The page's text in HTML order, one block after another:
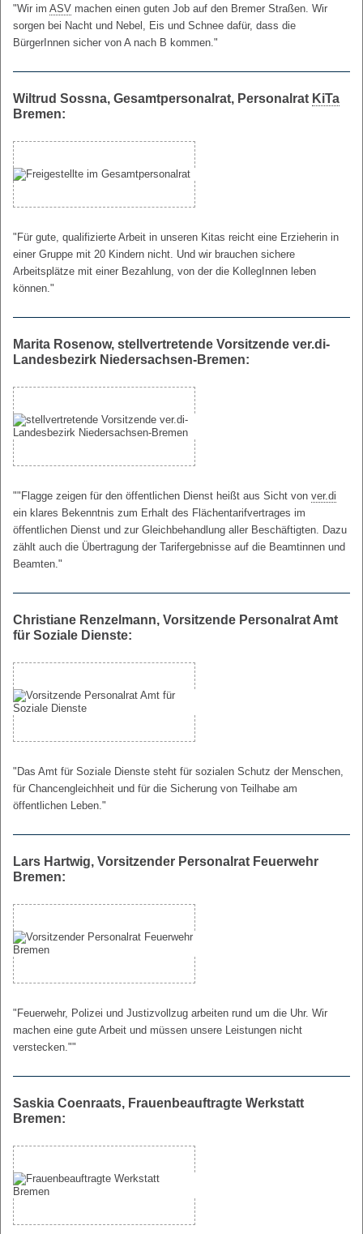
"Wir im ASV machen einen guten Job auf den Bremer Straßen. Wir
sorgen bei Nacht und Nebel, Eis und Schnee dafür, dass die
BürgerInnen sicher von A nach B kommen."
Wiltrud Sossna, Gesamtpersonalrat, Personalrat KiTa
Bremen:
"Für gute, qualifizierte Arbeit in unseren Kitas reicht eine Erzieherin in
einer Gruppe mit 20 Kindern nicht. Und wir brauchen sichere
Arbeitsplätze mit einer Bezahlung, von der die KollegInnen leben
können."
Marita Rosenow, stellvertretende Vorsitzende ver.di-
Landesbezirk Niedersachsen-Bremen:
""Flagge zeigen für den öffentlichen Dienst heißt aus Sicht von ver.di
ein klares Bekenntnis zum Erhalt des Flächentarifvertrages im
öffentlichen Dienst und zur Gleichbehandlung aller Beschäftigten. Dazu
zählt auch die Übertragung der Tarifergebnisse auf die Beamtinnen und
Beamten."
Christiane Renzelmann, Vorsitzende Personalrat Amt
für Soziale Dienste:
"Das Amt für Soziale Dienste steht für sozialen Schutz der Menschen,
für Chancengleichheit und für die Sicherung von Teilhabe am
öffentlichen Leben."
Lars Hartwig, Vorsitzender Personalrat Feuerwehr
Bremen:
"Feuerwehr, Polizei und Justizvollzug arbeiten rund um die Uhr. Wir
machen eine gute Arbeit und müssen unsere Leistungen nicht
verstecken.""
Saskia Coenraats, Frauenbeauftragte Werkstatt
Bremen: